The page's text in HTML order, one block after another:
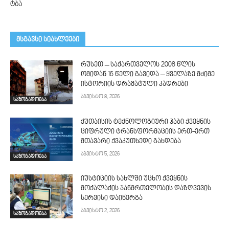
ტბა
მსგავსი სიახლეები
საზოგადოება
რუსეთ – საქართველოს 2008 წლის
ომიდან 16 წელი გავიდა – ყველაზე მძიმე
ისტორიის დრამატული კადრები
აგვისტო 8, 2026
საზოგადოება
ქუთაისის ტექნოლოგიური ჰაბი ქვეყნის
ციფრული ტრანსფორმაციის ერთ-ერთ
მთავარი ქვაკუთხედი გახდება
აგვისტო 5, 2026
საზოგადოება
იუსტიციის სახლში უცხო ქვეყნის
მოქალაქის ჯანმრთელობის დაზღვევის
სერვისი დაინერგა
აგვისტო 2, 2026